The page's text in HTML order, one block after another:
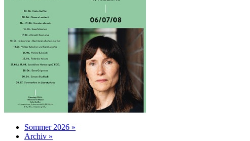
Sommer 2026 »
Archiv »